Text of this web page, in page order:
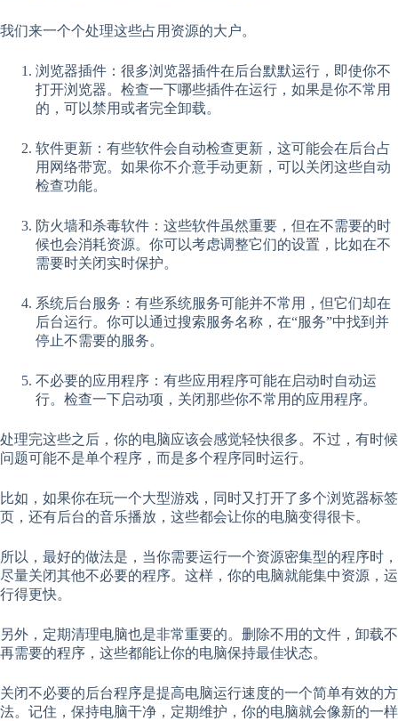
我们来一个个处理这些占用资源的大户。
浏览器插件：很多浏览器插件在后台默默运行，即使你不
打开浏览器。检查一下哪些插件在运行，如果是你不常用
的，可以禁用或者完全卸载。
软件更新：有些软件会自动检查更新，这可能会在后台占
用网络带宽。如果你不介意手动更新，可以关闭这些自动
检查功能。
防火墙和杀毒软件：这些软件虽然重要，但在不需要的时
候也会消耗资源。你可以考虑调整它们的设置，比如在不
需要时关闭实时保护。
系统后台服务：有些系统服务可能并不常用，但它们却在
后台运行。你可以通过搜索服务名称，在“服务”中找到并
停止不需要的服务。
不必要的应用程序：有些应用程序可能在启动时自动运
行。检查一下启动项，关闭那些你不常用的应用程序。
处理完这些之后，你的电脑应该会感觉轻快很多。不过，有时候
问题可能不是单个程序，而是多个程序同时运行。
比如，如果你在玩一个大型游戏，同时又打开了多个浏览器标签
页，还有后台的音乐播放，这些都会让你的电脑变得很卡。
所以，最好的做法是，当你需要运行一个资源密集型的程序时，
尽量关闭其他不必要的程序。这样，你的电脑就能集中资源，运
行得更快。
另外，定期清理电脑也是非常重要的。删除不用的文件，卸载不
再需要的程序，这些都能让你的电脑保持最佳状态。
关闭不必要的后台程序是提高电脑运行速度的一个简单有效的方
法。记住，保持电脑干净，定期维护，你的电脑就会像新的一样